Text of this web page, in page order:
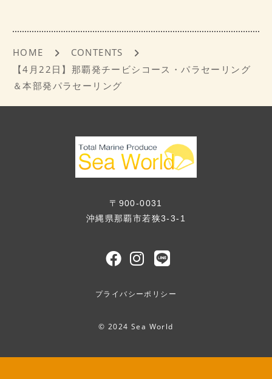
k
HOME
CONTENTS
【4月22日】那覇発チービシコース・パラセーリング
＆本部発パラセーリング
〒900-0031
沖縄県那覇市若狭3-3-1
プライバシーポリシー
© 2024 Sea World